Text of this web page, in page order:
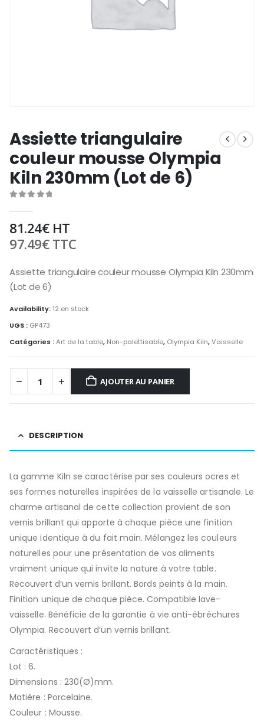
Assiette triangulaire
couleur mousse Olympia
Kiln 230mm (Lot de 6)
81.24€HT
97.49€TTC
Assiette triangulaire couleur mousse Olympia Kiln 230mm
(Lot de 6)
Availability: 12 en stock
UGS : GP473
Catégories :Art de la table, Non-palettisable, Olympia Kiln,Vaisselle
AJOUTER AU PANIER
DESCRIPTION
La gamme Kiln se caractérise par ses couleurs ocres et
ses formes naturelles inspirées de la vaisselle artisanale. Le
charme artisanal de cette collection provient de son
vernis brillant qui apporte à chaque pièce une finition
unique identique à du fait main. Mélangez les couleurs
naturelles pour une présentation de vos aliments
vraiment unique qui invite la nature à votre table.
Recouvert d’un vernis brillant. Bords peints à la main.
Finition unique de chaque pièce. Compatible lave-
vaisselle. Bénéficie de la garantie à vie anti-ébréchures
Olympia. Recouvert d’un vernis brillant.
Caractéristiques :
Lot : 6.
Dimensions : 230(Ø)mm.
Matière : Porcelaine.
Couleur : Mousse.